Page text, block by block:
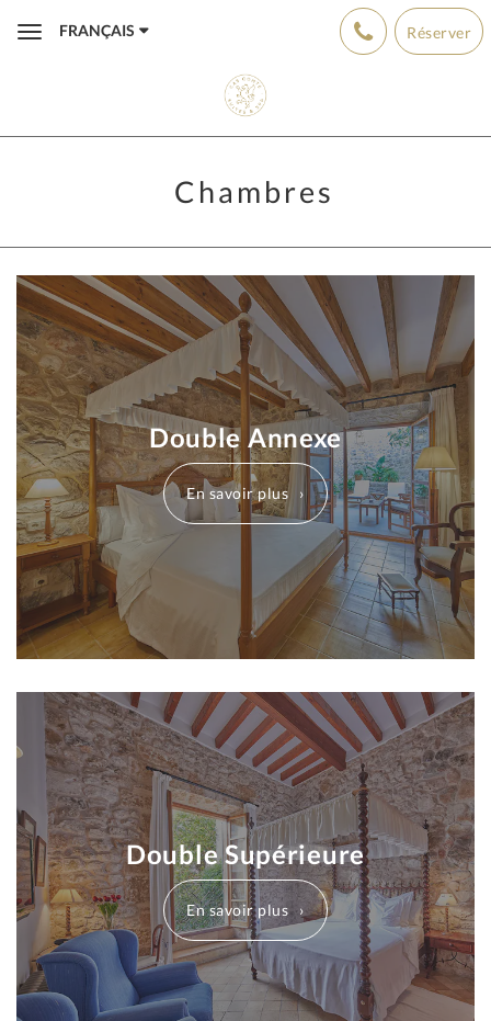
ToggleFRANÇAIS Réserver
Chambres
Double Annexe
En savoir plus
Double Supérieure
En savoir plus